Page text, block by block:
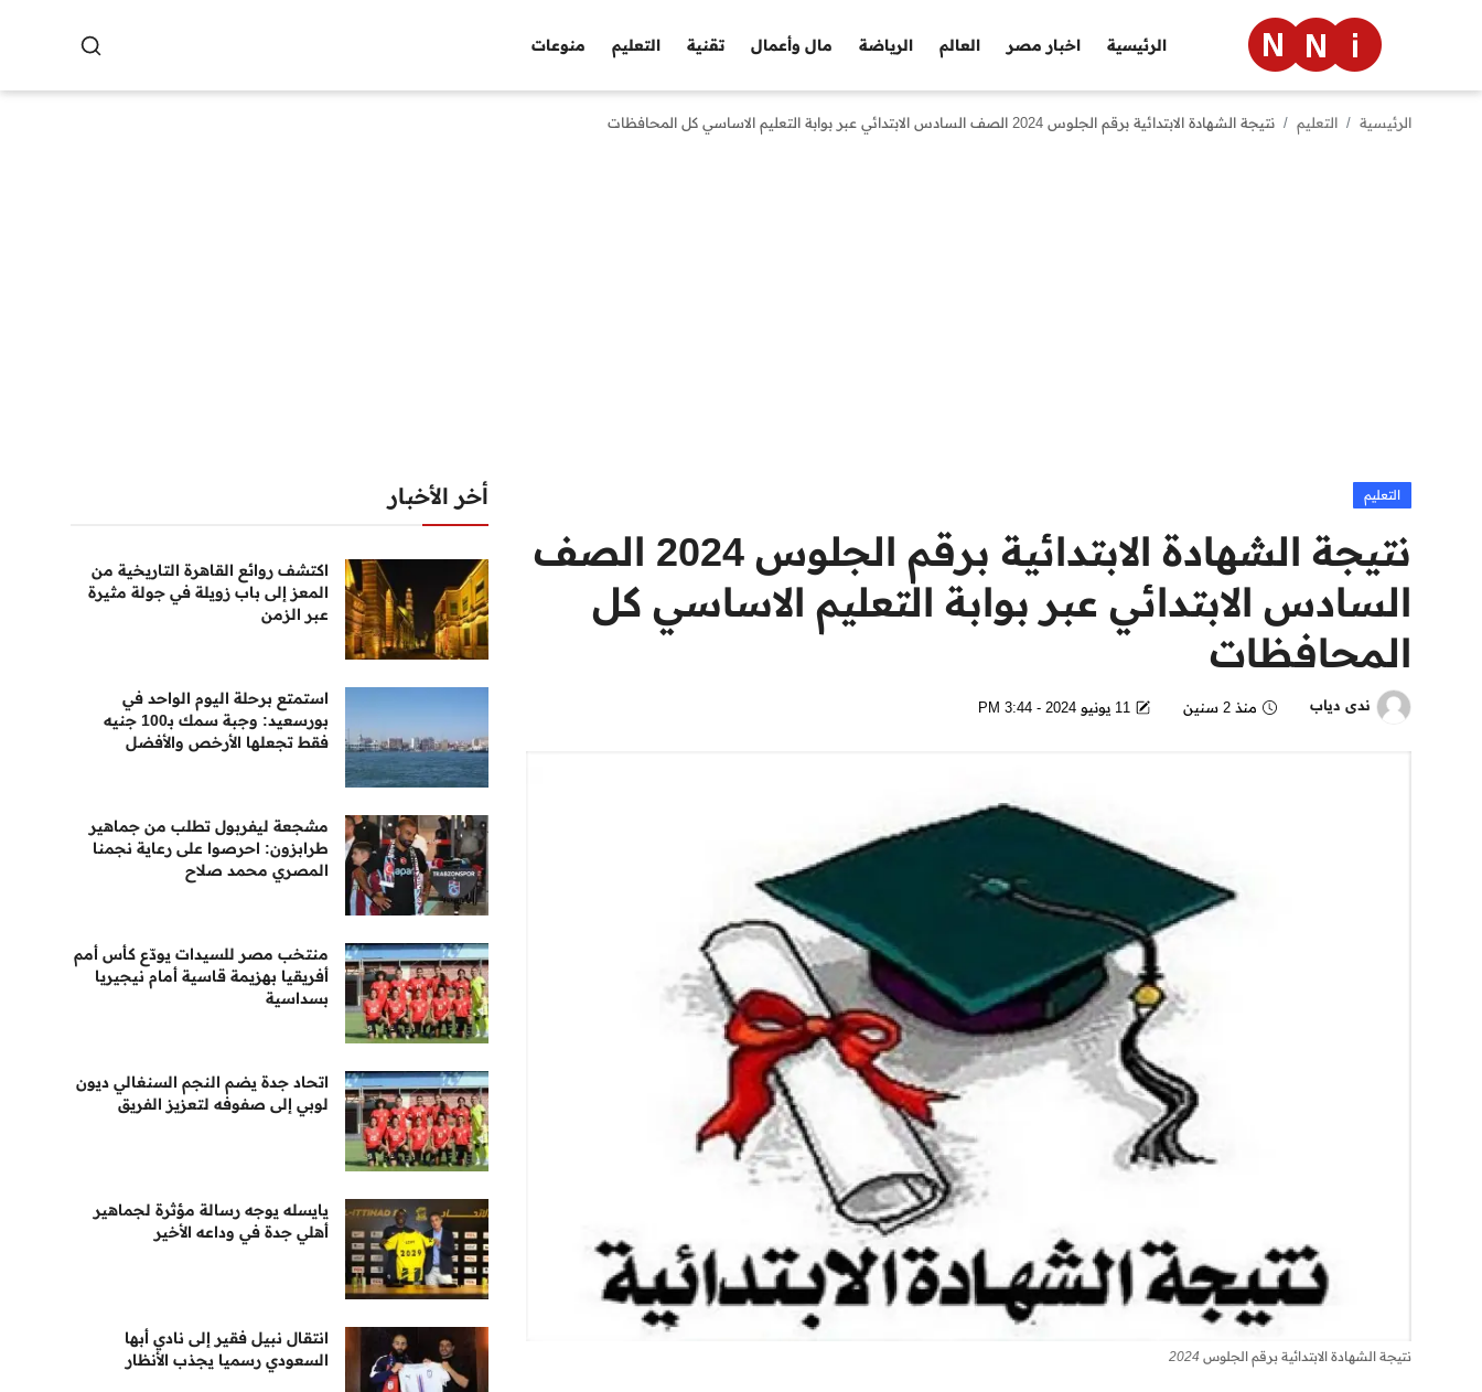
الرئيسية اخبار مصر العالم الرياضة مال وأعمال تقنية التعليم منوعات
منوعات
الرئيسية التعليم نتيجة الشهادة الابتدائية برقم الجلوس 2024 الصف السادس الابتدائي عبر بوابة التعليم الاساسي كل المحافظات
التعليم
نتيجة الشهادة الابتدائية برقم الجلوس 2024 الصف
السادس الابتدائي عبر بوابة التعليم الاساسي كل
المحافظات
ندى دياب منذ 2 سنين 11 يونيو 2024 - 3:44 PM
نتيجة الشهادة الابتدائية برقم الجلوس 2024
أخر الأخبار
اكتشف روائع القاهرة التاريخية من
المعز إلى باب زويلة في جولة مثيرة
عبر الزمن
استمتع برحلة اليوم الواحد في
بورسعيد: وجبة سمك بـ100 جنيه
فقط تجعلها الأرخص والأفضل
مشجعة ليفربول تطلب من جماهير
طرابزون: احرصوا على رعاية نجمنا
المصري محمد صلاح
منتخب مصر للسيدات يودّع كأس أمم
أفريقيا بهزيمة قاسية أمام نيجيريا
بسداسية
اتحاد جدة يضم النجم السنغالي ديون
لوبي إلى صفوفه لتعزيز الفريق
يايسله يوجه رسالة مؤثرة لجماهير
أهلي جدة في وداعه الأخير
انتقال نبيل فقير إلى نادي أبها
السعودي رسميا يجذب الأنظار